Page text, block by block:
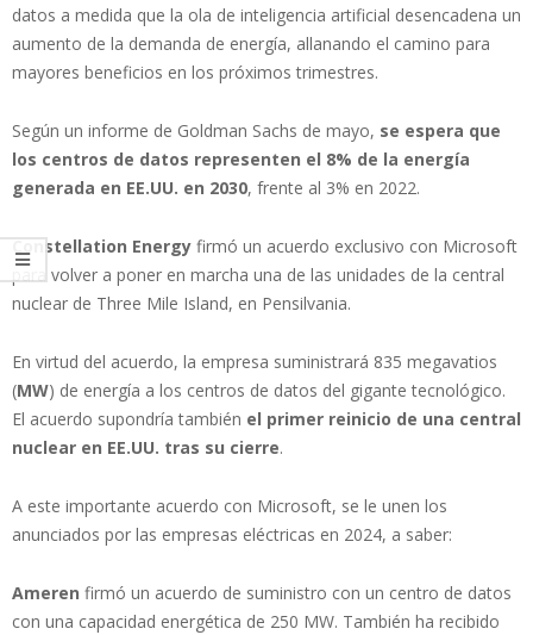
datos a medida que la ola de inteligencia artificial desencadena un
aumento de la demanda de energía, allanando el camino para
mayores beneficios en los próximos trimestres.
Según un informe de Goldman Sachs de mayo, se espera que
los centros de datos representen el 8% de la energía
generada en EE.UU. en 2030, frente al 3% en 2022.
Constellation Energy firmó un acuerdo exclusivo con Microsoft
para volver a poner en marcha una de las unidades de la central
nuclear de Three Mile Island, en Pensilvania.
En virtud del acuerdo, la empresa suministrará 835 megavatios
(MW) de energía a los centros de datos del gigante tecnológico.
El acuerdo supondría también el primer reinicio de una central
nuclear en EE.UU. tras su cierre.
A este importante acuerdo con Microsoft, se le unen los
anunciados por las empresas eléctricas en 2024, a saber:
Ameren firmó un acuerdo de suministro con un centro de datos
con una capacidad energética de 250 MW. También ha recibido